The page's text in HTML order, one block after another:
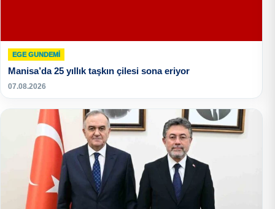
EGE GUNDEMİ
Manisa’da 25 yıllık taşkın çilesi sona eriyor
07.08.2026